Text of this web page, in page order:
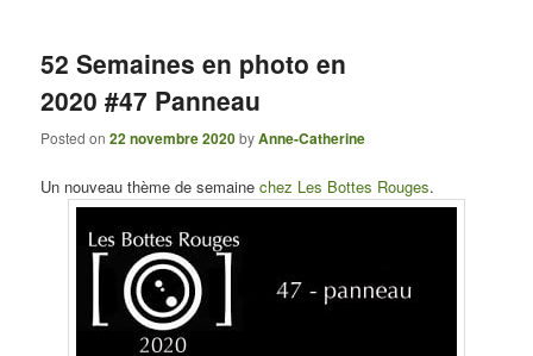
52 Semaines en photo en
2020 #47 Panneau
Posted on22 novembre 2020byAnne-Catherine
Un nouveau thème de semainechez Les Bottes Rouges.